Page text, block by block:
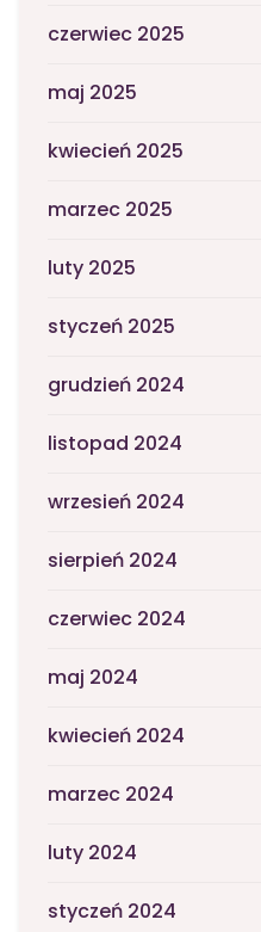
czerwiec 2025
maj 2025
kwiecień 2025
marzec 2025
luty 2025
styczeń 2025
grudzień 2024
listopad 2024
wrzesień 2024
sierpień 2024
czerwiec 2024
maj 2024
kwiecień 2024
marzec 2024
luty 2024
styczeń 2024